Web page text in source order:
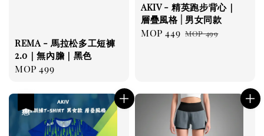
REMA - 馬拉松多工短褲
2.0｜無內膽｜黑色
Regular
MOP 499
AKIV - 精英跑步背心｜
層疊風格 | 男女同款
Sale
MOP 449 Regular
MOP 499